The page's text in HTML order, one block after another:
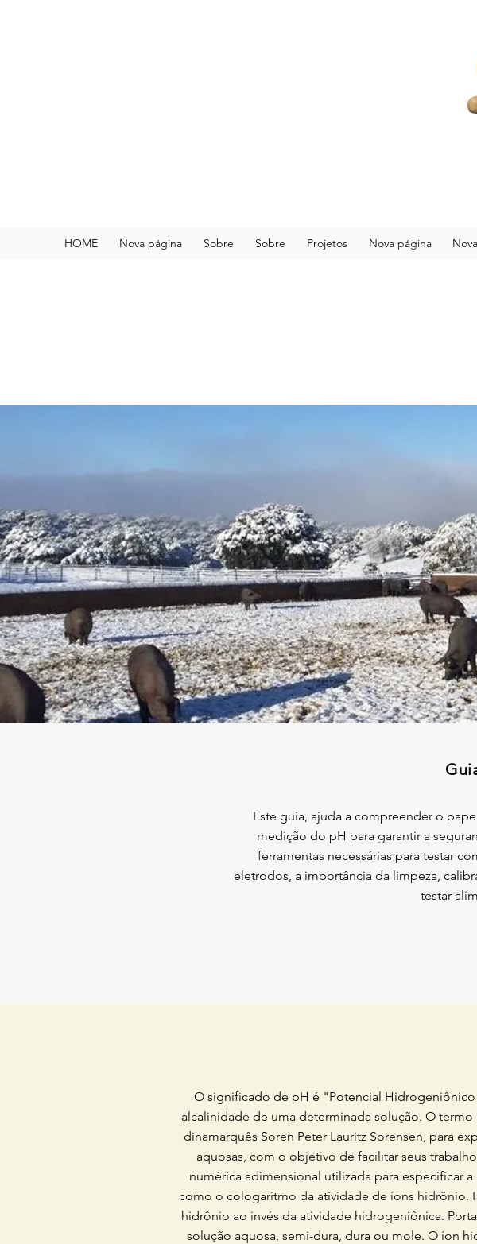
HOME Nova página Sobre Sobre Projetos Nova página
Este guia, ajuda a compreender o
medição do pH para garantir a
ferramentas necessárias para testar
eletrodos, a importância da limpeza,
testar
O significado de pH é "Potencial
alcalinidade de uma determinada solução. O
dinamarquês Soren Peter Lauritz Sorensen, para
aquosas, com o objetivo de facilitar seus
numérica adimensional utilizada para especificar
como o cologaritmo da atividade de íons hidrônio.
hidrônio ao invés da atividade hidrogeniônica.
solução aquosa, semi-dura, dura ou mole. O íon